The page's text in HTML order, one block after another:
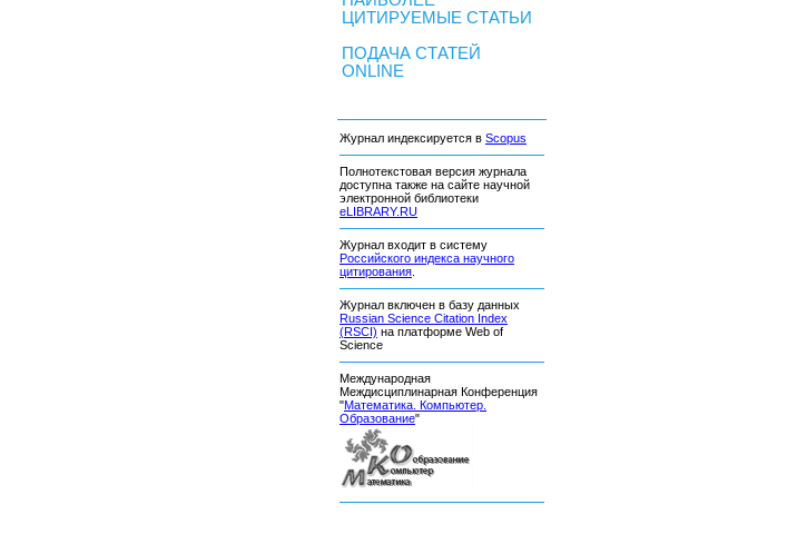
ЦИТИРУЕМЫЕ СТАТЬИ
ПОДАЧА СТАТЕЙ
ONLINE
Журнал индексируется в Scopus
Полнотекстовая версия журнала
доступна также на сайте научной
электронной библиотеки
eLIBRARY.RU
Журнал входит в систему
Российского индекса научного
цитирования
Журнал включен в базу данных
Russian Science Citation Index
(RSCI) на платформе Web of
Science
Международная
Междисциплинарная Конференция
"Математика. Компьютер.
Образование"